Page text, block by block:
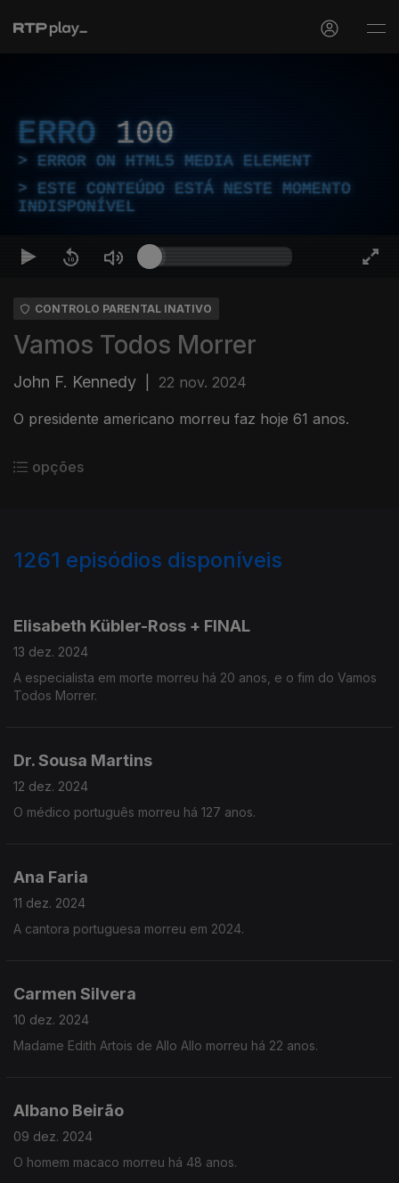
ERRO 100
ERROR ON HTML5 MEDIA ELEMENT
ESTE CONTEÚDO ESTÁ NESTE MOMENTO
INDISPONÍVEL
CONTROLO PARENTAL INATIVO
Vamos Todos Morrer
John F. Kennedy 22 nov. 2024
O presidente americano morreu faz hoje 61 anos.
opções
1261 episódios disponíveis
Elisabeth Kübler-Ross + FINAL
13 dez. 2024
A especialista em morte morreu há 20 anos, e o fim do Vamos
Todos Morrer.
Dr. Sousa Martins
12 dez. 2024
O médico português morreu há 127 anos.
Ana Faria
11 dez. 2024
A cantora portuguesa morreu em 2024.
Carmen Silvera
10 dez. 2024
Madame Edith Artois de Allo Allo morreu há 22 anos.
Albano Beirão
09 dez. 2024
O homem macaco morreu há 48 anos.